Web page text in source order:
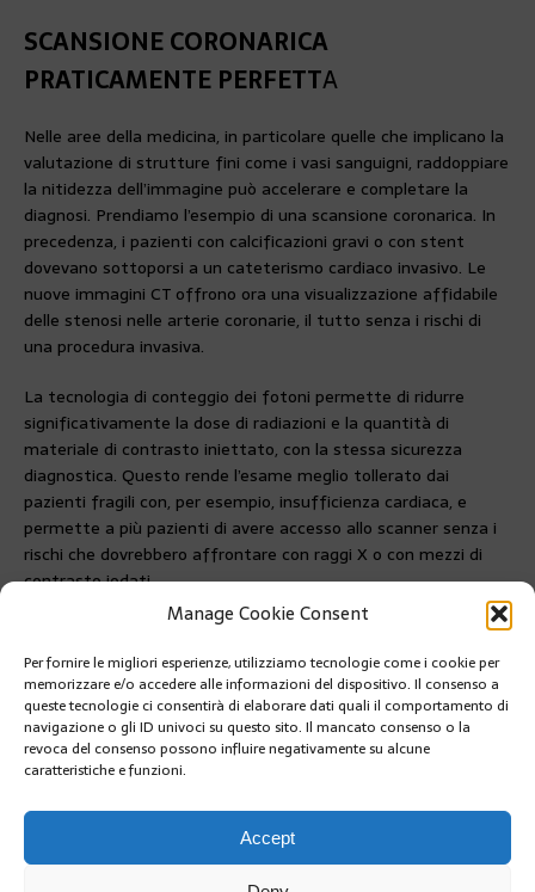
Manage Cookie Consent
Per fornire le migliori esperienze, utilizziamo tecnologie come i cookie per
memorizzare e/o accedere alle informazioni del dispositivo. Il consenso a
queste tecnologie ci consentirà di elaborare dati quali il comportamento di
navigazione o gli ID univoci su questo sito. Il mancato consenso o la
revoca del consenso possono influire negativamente su alcune
caratteristiche e funzioni.
Accept
SCANSIONE CORONARICA
PRATICAMENTE PERFETTA
Nelle aree della medicina, in particolare quelle che implicano la
valutazione di strutture fini come i vasi sanguigni, raddoppiare
la nitidezza dell’immagine può accelerare e completare la
diagnosi. Prendiamo l’esempio di una scansione coronarica. In
precedenza, i pazienti con calcificazioni gravi o con stent
dovevano sottoporsi a un cateterismo cardiaco invasivo. Le
nuove immagini CT offrono ora una visualizzazione affidabile
delle stenosi nelle arterie coronarie, il tutto senza i rischi di
una procedura invasiva.
La tecnologia di conteggio dei fotoni permette di ridurre
significativamente la dose di radiazioni e la quantità di
materiale di contrasto iniettato, con la stessa sicurezza
diagnostica. Questo rende l’esame meglio tollerato dai
pazienti fragili con, per esempio, insufficienza cardiaca, e
permette a più pazienti di avere accesso allo scanner senza i
rischi che dovrebbero affrontare con raggi X o con mezzi di
contrasto iodati.
www.siemens-healthineers.com
PRÉCÉDENT
TRIGLAV GLACIER, PER SENSIBILIZZARE CONTRO LO
SCIOGLIMENTO DEI GHIACCI